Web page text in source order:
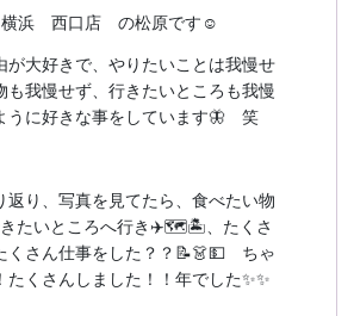
横浜 西口店 の松原です☺️
が大好きで、やりたいことは我慢せ
も我慢せず、行きたいところも我慢
うに好きな事をしています🦋 笑
返り、写真を見てたら、食べたい物
きたいところへ行き✈️🗺️🏝️、たくさ
くさん仕事をした？？📝👗💵 ちゃ
たくさんしました！！年でした✨✨